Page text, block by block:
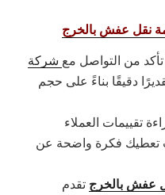
نقل عفش بالخرج
من التواصل مع شركة
دقيقًا بناءً على حجم
تقييمات العملاء
تعطيك فكرة واضحة عن
عفش بالخرج تقدم